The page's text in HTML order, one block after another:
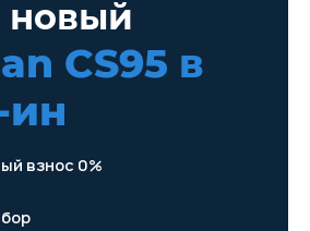
новый
CS95 в
ин
взнос 0%